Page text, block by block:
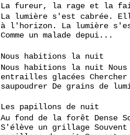
La fureur, la rage et la
La lumière s'est cabrée.
à l'horizon. La lumière
Comme un malade depui...
Nous habitions la nuit
Nous habitions la nuit Nous
entrailles glacées
saupoudrer De grains de
Les papillons de nuit
Au fond de la forêt Dense
S'élève un grillage Souvent